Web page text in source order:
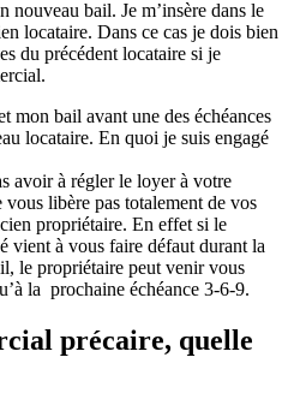
nouveau bail. Je m’insère dans le
locataire. Dans ce cas je dois bien
du précédent locataire si je
mon bail avant une des échéances
locataire. En quoi je suis engagé
avoir à régler le loyer à votre
libère pas totalement de vos
propriétaire. En effet si le
vient à vous faire défaut durant la
le propriétaire peut venir vous
la prochaine échéance 3-6-9.
précaire, quelle